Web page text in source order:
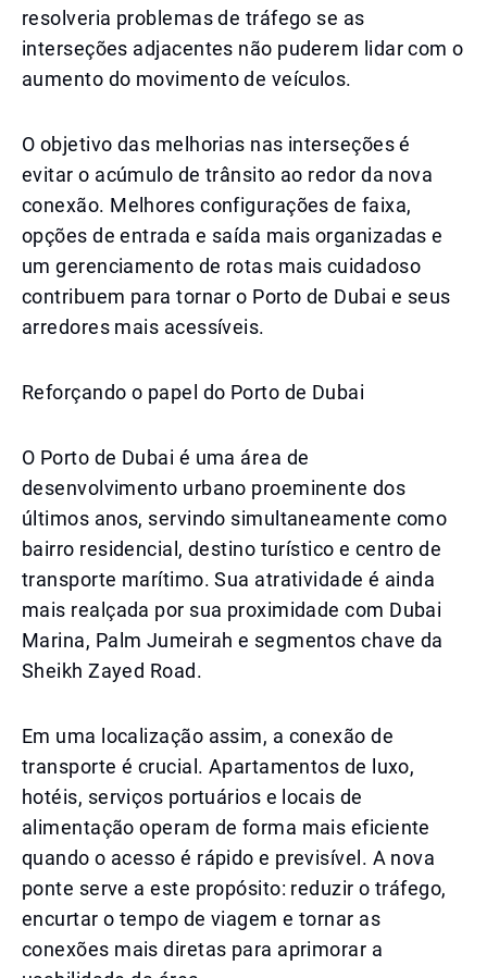
resolveria problemas de tráfego se as
interseções adjacentes não puderem lidar com o
aumento do movimento de veículos.
O objetivo das melhorias nas interseções é
evitar o acúmulo de trânsito ao redor da nova
conexão. Melhores configurações de faixa,
opções de entrada e saída mais organizadas e
um gerenciamento de rotas mais cuidadoso
contribuem para tornar o Porto de Dubai e seus
arredores mais acessíveis.
Reforçando o papel do Porto de Dubai
O Porto de Dubai é uma área de
desenvolvimento urbano proeminente dos
últimos anos, servindo simultaneamente como
bairro residencial, destino turístico e centro de
transporte marítimo. Sua atratividade é ainda
mais realçada por sua proximidade com Dubai
Marina, Palm Jumeirah e segmentos chave da
Sheikh Zayed Road.
Em uma localização assim, a conexão de
transporte é crucial. Apartamentos de luxo,
hotéis, serviços portuários e locais de
alimentação operam de forma mais eficiente
quando o acesso é rápido e previsível. A nova
ponte serve a este propósito: reduzir o tráfego,
encurtar o tempo de viagem e tornar as
conexões mais diretas para aprimorar a